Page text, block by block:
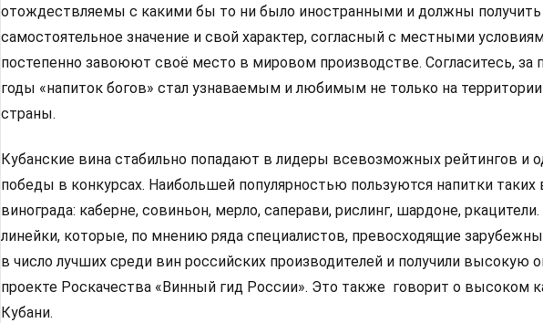
отождествляемы с какими бы то ни было иностранными и должны получить
самостоятельное значение и свой характер, согласный с местными
постепенно завоюют своё место в мировом производстве. Согласитесь, за
годы «напиток богов» стал узнаваемым и любимым не только на
страны.
Кубанские вина стабильно попадают в лидеры всевозможных рейтингов и
победы в конкурсах. Наибольшей популярностью пользуются напитки таких
винограда: каберне, совиньон, мерло, саперави, рислинг, шардоне,
линейки, которые, по мнению ряда специалистов, превосходящие
в число лучших среди вин российских производителей и получили высокую
проекте Роскачества «Винный гид России». Это также говорит о высоком
Кубани.